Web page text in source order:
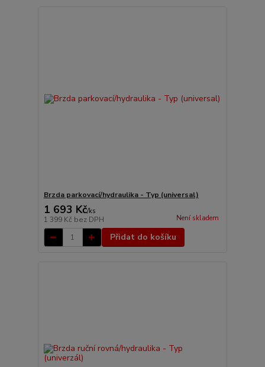
Brzda parkovací/hydraulika - Typ (universal)
1 693 Kč/ks
1 399 Kč bez DPH Není skladem
Přidat do košíku